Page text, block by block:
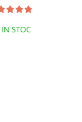
IN STOC